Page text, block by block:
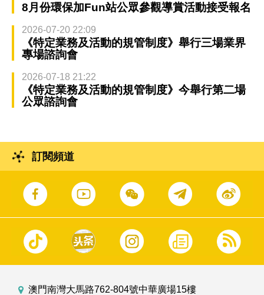
8月份環保加Fun站公眾參觀導賞活動接受報名
2026-07-20 22:09
《特定業務及活動的規管制度》舉行三場業界
專場諮詢會
2026-07-18 21:22
《特定業務及活動的規管制度》今舉行第二場
公眾諮詢會
訂閱頻道
澳門南灣大馬路762-804號中華廣場15樓